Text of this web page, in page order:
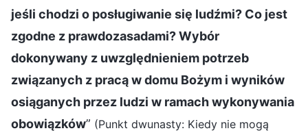
jeśli chodzi o posługiwanie się ludźmi? Co jest
zgodne z prawdozasadami? Wybór
dokonywany z uwzględnieniem potrzeb
związanych z pracą w domu Bożym i wyników
osiąganych przez ludzi w ramach wykonywania
obowiązków” (Punkt dwunasty: Kiedy nie mogą